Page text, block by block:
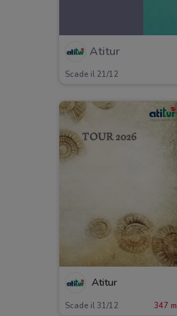
Atitur
Scade il 21/12
Atitur
Scade il 31/12 347 m